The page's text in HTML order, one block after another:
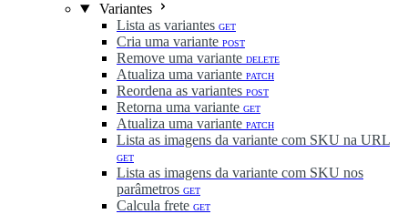
Variantes
Lista as variantes GET
Cria uma variante POST
Remove uma variante DELETE
Atualiza uma variante PATCH
Reordena as variantes POST
Retorna uma variante GET
Atualiza uma variante PATCH
Lista as imagens da variante com SKU na URL
GET
Lista as imagens da variante com SKU nos
parâmetros GET
Calcula frete GET